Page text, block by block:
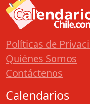
Políticas de
Quiénes Somos
Contáctenos
Calendarios